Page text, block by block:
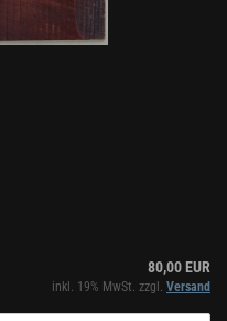
80,00 EUR
inkl. 19% MwSt. zzgl. Versand